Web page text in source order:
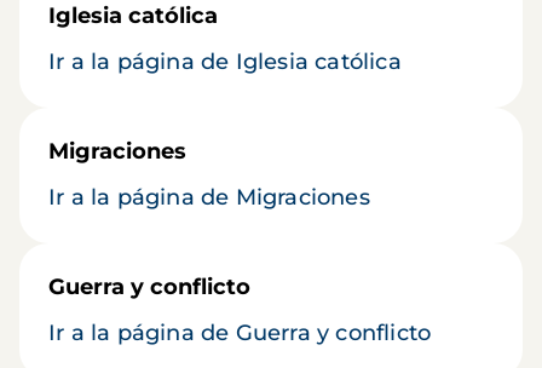
Iglesia católica
Ir a la página de Iglesia católica
Migraciones
Ir a la página de Migraciones
Guerra y conflicto
Ir a la página de Guerra y conflicto